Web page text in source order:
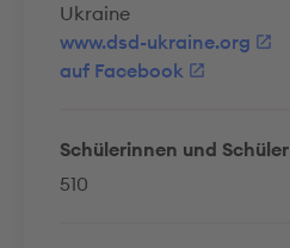
Ukraine
www.dsd-ukraine.org
auf Facebook
Schülerinnen und Schüler
510